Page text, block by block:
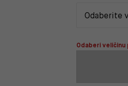
Odaberi veličinu